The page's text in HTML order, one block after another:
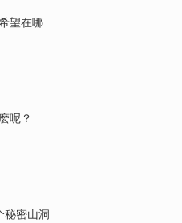
望在哪
呢？
秘密山洞